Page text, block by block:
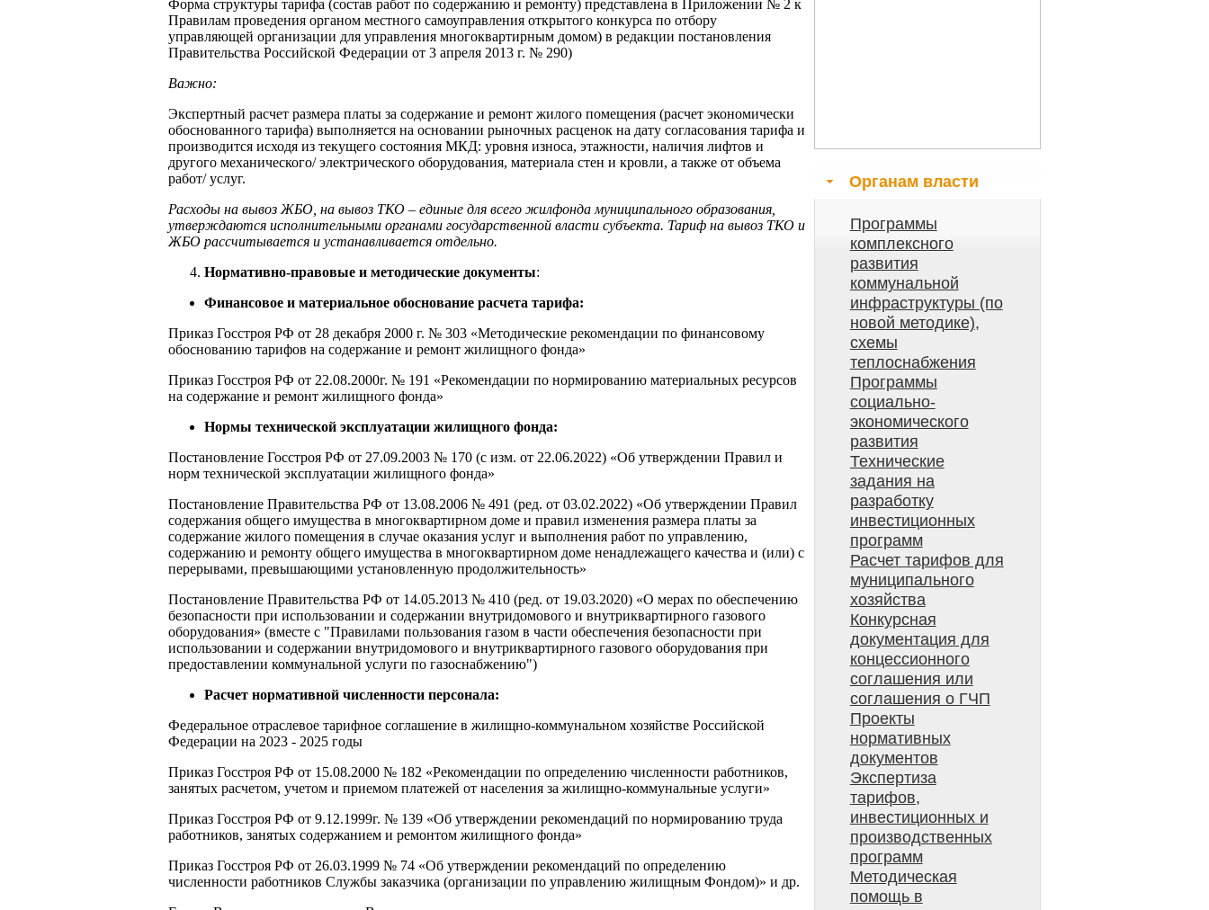
Форма структуры тарифа (состав работ по содержанию и ремонту) представлена в Приложении № 2 к
Правилам проведения органом местного самоуправления открытого конкурса по отбору
управляющей организации для управления многоквартирным домом) в редакции постановления
Правительства Российской Федерации от 3 апреля 2013 г. № 290)
Важно:
Экспертный расчет размера платы за содержание и ремонт жилого помещения (расчет экономически
обоснованного тарифа) выполняется на основании рыночных расценок на дату согласования тарифа и
производится исходя из текущего состояния МКД: уровня износа, этажности, наличия лифтов и
другого механического/ электрического оборудования, материала стен и кровли, а также от объема
работ/ услуг.
Расходы на вывоз ЖБО, на вывоз ТКО – единые для всего жилфонда муниципального образования,
утверждаются исполнительными органами государственной власти субъекта. Тариф на вывоз ТКО и
ЖБО рассчитывается и устанавливается отдельно.
Нормативно-правовые и методические документы:
Финансовое и материальное обоснование расчета тарифа:
Приказ Госстроя РФ от 28 декабря 2000 г. № 303 «Методические рекомендации по финансовому
обоснованию тарифов на содержание и ремонт жилищного фонда»
Приказ Госстроя РФ от 22.08.2000г. № 191 «Рекомендации по нормированию материальных ресурсов
на содержание и ремонт жилищного фонда»
Нормы технической эксплуатации жилищного фонда:
Постановление Госстроя РФ от 27.09.2003 № 170 (с изм. от 22.06.2022) «Об утверждении Правил и
норм технической эксплуатации жилищного фонда»
Постановление Правительства РФ от 13.08.2006 № 491 (ред. от 03.02.2022) «Об утверждении Правил
содержания общего имущества в многоквартирном доме и правил изменения размера платы за
содержание жилого помещения в случае оказания услуг и выполнения работ по управлению,
содержанию и ремонту общего имущества в многоквартирном доме ненадлежащего качества и (или) с
перерывами, превышающими установленную продолжительность»
Постановление Правительства РФ от 14.05.2013 № 410 (ред. от 19.03.2020) «О мерах по обеспечению
безопасности при использовании и содержании внутридомового и внутриквартирного газового
оборудования» (вместе с "Правилами пользования газом в части обеспечения безопасности при
использовании и содержании внутридомового и внутриквартирного газового оборудования при
предоставлении коммунальной услуги по газоснабжению")
Расчет нормативной численности персонала:
Федеральное отраслевое тарифное соглашение в жилищно-коммунальном хозяйстве Российской
Федерации на 2023 - 2025 годы
Приказ Госстроя РФ от 15.08.2000 № 182 «Рекомендации по определению численности работников,
занятых расчетом, учетом и приемом платежей от населения за жилищно-коммунальные услуги»
Приказ Госстроя РФ от 9.12.1999г. № 139 «Об утверждении рекомендаций по нормированию труда
работников, занятых содержанием и ремонтом жилищного фонда»
Приказ Госстроя РФ от 26.03.1999 № 74 «Об утверждении рекомендаций по определению
численности работников Службы заказчика (организации по управлению жилищным Фондом)» и др.
Органам власти
Программы
комплексного
развития
коммунальной
инфраструктуры (по
новой методике),
схемы
теплоснабжения
Программы
социально-
экономического
развития
Технические
задания на
разработку
инвестиционных
программ
Расчет тарифов для
муниципального
хозяйства
Конкурсная
документация для
концессионного
соглашения или
соглашения о ГЧП
Проекты
нормативных
документов
Экспертиза
тарифов,
инвестиционных и
производственных
программ
Методическая
помощь в